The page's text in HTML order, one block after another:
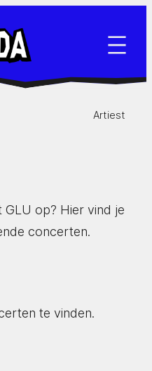
Artiest
GLU op? Hier vind je
concerten.
te vinden.